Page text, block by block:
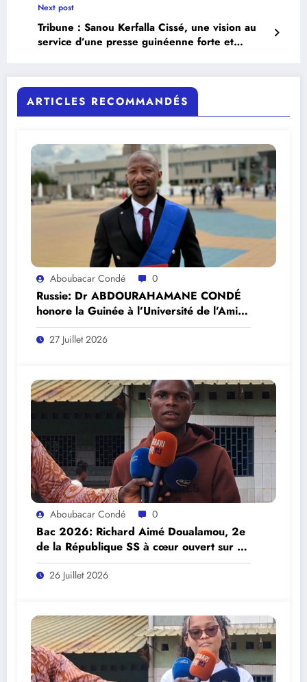
Management international au service de la
souveraineté économique Africaine.
Next post
Tribune : Sanou Kerfalla Cissé, une vision au
service d’une presse guinéenne forte et
ARTICLES RECOMMANDÉS
Aboubacar Condé 0
Russie: Dr ABDOURAHAMANE CONDÉ
honore la Guinée à l’Université de l’Amitié
des Peuples « Patrice Lumumba »,
Fédération de Russie.
27 Juillet 2026
Aboubacar Condé 0
Bac 2026: Richard Aimé Doualamou, 2e
de la République SS à cœur ouvert sur sa
réussite.
26 Juillet 2026